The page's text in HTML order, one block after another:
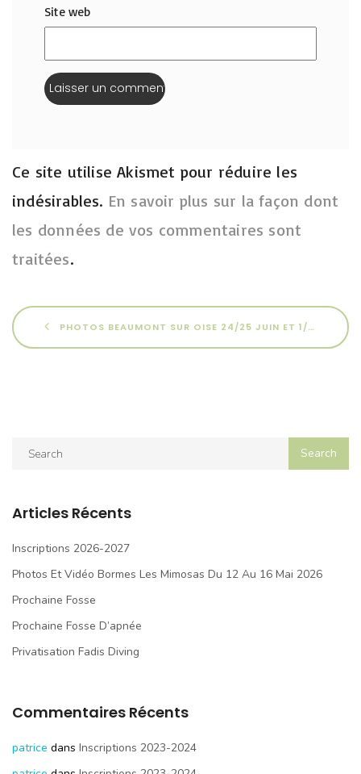
Site web
Ce site utilise Akismet pour réduire les
indésirables. En savoir plus sur la façon dont
les données de vos commentaires sont
traitées.
PHOTOS BEAUMONT SUR OISE 24/25 JUIN ET 1/2 JUILLET 2023
Articles Récents
Inscriptions 2026-2027
Photos Et Vidéo Bormes Les Mimosas Du 12 Au 16 Mai 2026
Prochaine Fosse
Prochaine Fosse D’apnée
Privatisation Fadis Diving
Commentaires Récents
patrice dans Inscriptions 2023-2024